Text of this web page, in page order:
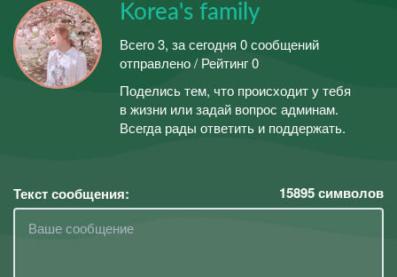
Korea's family
Всего 3, за сегодня 0 сообщений
отправлено / Рейтинг 0
Поделись тем, что происходит у тебя
в жизни или задай вопрос админам.
Всегда рады ответить и поддержать.
Текст сообщения: 15895символов